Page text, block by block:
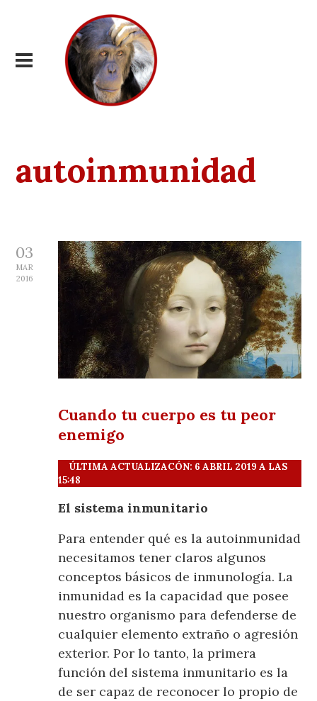
autoinmunidad
03
MAR
2016
Cuando tu cuerpo es tu peor
enemigo
ÚLTIMA ACTUALIZACÓN: 6 ABRIL 2019 A LAS
15:48
El sistema inmunitario
Para entender qué es la autoinmunidad
necesitamos tener claros algunos
conceptos básicos de inmunología. La
inmunidad es la capacidad que posee
nuestro organismo para defenderse de
cualquier elemento extraño o agresión
exterior. Por lo tanto, la primera
función del sistema inmunitario es la
de ser capaz de reconocer lo propio de